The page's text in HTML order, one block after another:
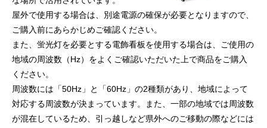
屋外で使用する場合は、別途電源の確保が必要となりますので、
ご購入前にあらかじめご確認ください。
また、蛍光灯を必要とする電飾看板を使用する場合は、ご使用の
地域の周波数（Hz）をよくご確認いただいた上で商品をご購入
ください。
周波数には「50Hz」と「60Hz」の2種類があり、地域によって
対応する周波数が決まっています。また、一部の地域では周波数
が混在しているため、引っ越しなど県外へのご移動の際などには